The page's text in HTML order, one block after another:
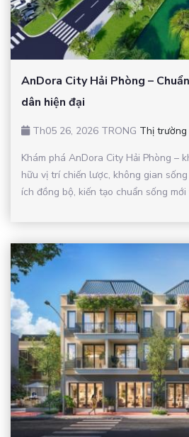
AnDora City Hải Phòng –
dân hiện đại
Th05 26, 2026 TRONG Thị trường
Khám phá AnDora City Hải Phòng –
hữu vị trí chiến lược, không gian
ích đồng bộ, kiến tạo chuẩn sống